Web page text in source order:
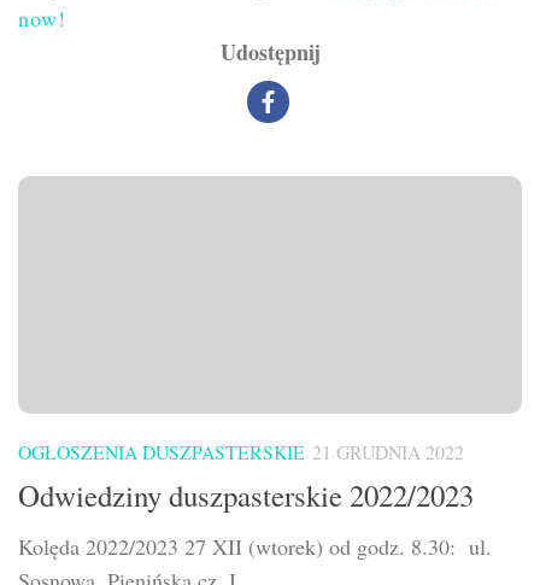
now!
Udostępnij
OGŁOSZENIA DUSZPASTERSKIE 21 GRUDNIA 2022
Odwiedziny duszpasterskie 2022/2023
Kolęda 2022/2023 27 XII (wtorek) od godz. 8.30: ul.